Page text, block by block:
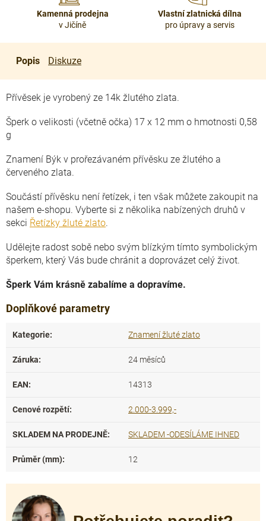
Kamenná prodejna
v Jičíně
Vlastní zlatnická dílna
pro úpravy a servis
Popis Diskuze
Přívěsek je vyrobený ze 14k žlutého zlata.
Šperk o velikosti (včetně očka) 17 x 12 mm o hmotnosti 0,58
g
Znamení Býk v prořezávaném přívěsku ze žlutého a
červeného zlata.
Součástí přívěsku není řetízek, i ten však můžete zakoupit na
našem e-shopu. Vyberte si z několika nabízených druhů v
sekci Řetízky žluté zlato.
Udělejte radost sobě nebo svým blízkým tímto symbolickým
šperkem, který Vás bude chránit a doprovázet celý život.
Šperk Vám krásně zabalíme a dopravíme.
Doplňkové parametry
Kategorie: Znamení žluté zlato
Záruka: 24 měsíců
EAN: 14313
Cenové rozpětí: 2.000-3.999,-
SKLADEM NA PRODEJNĚ: SKLADEM -ODESÍLÁME IHNED
Průměr (mm): 12